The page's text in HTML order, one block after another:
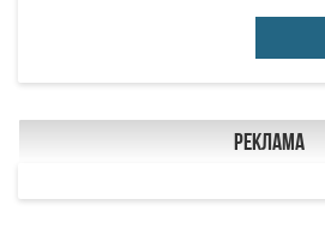
Реклама